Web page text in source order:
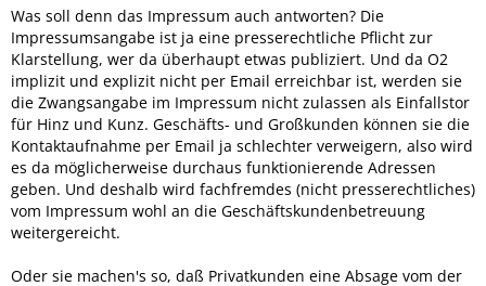
===>
Leider können wir Ihre Anfrage nicht zuordnen. Sie sind
keine Kundin im
Geschäftskundebereich bei o2. Laut unseren recherchen
wurde Ihre
Rufnummer bei der Übernahme von Eplus nicht zu uns
übernommen, wenden
Sie sich daher bitte an Eplus. Kontaktinfos finden Sie hier:
https://www.base.de/impressum
Freundliche Grüße
Was soll denn das Impressum auch antworten? Die
Impressumsangabe ist ja eine presserechtliche Pflicht zur
Klarstellung, wer da überhaupt etwas publiziert. Und da O2
implizit und explizit nicht per Email erreichbar ist, werden sie
die Zwangsangabe im Impressum nicht zulassen als Einfallstor
für Hinz und Kunz. Geschäfts- und Großkunden können sie die
Kontaktaufnahme per Email ja schlechter verweigern, also wird
es da möglicherweise durchaus funktionierende Adressen
geben. Und deshalb wird fachfremdes (nicht presserechtliches)
vom Impressum wohl an die Geschäftskundenbetreuung
weitergereicht.
Oder sie machen's so, daß Privatkunden eine Absage vom der